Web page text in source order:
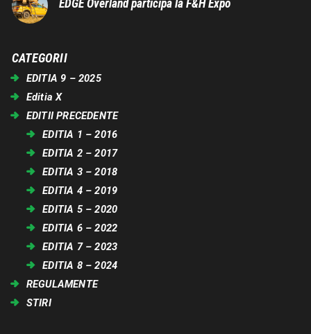
EDGE Overland participa la F&H Expo
CATEGORII
EDITIA 9 – 2025
Editia X
EDITII PRECEDENTE
EDITIA 1 – 2016
EDITIA 2 – 2017
EDITIA 3 – 2018
EDITIA 4 – 2019
EDITIA 5 – 2020
EDITIA 6 – 2022
EDITIA 7 – 2023
EDITIA 8 – 2024
REGULAMENTE
STIRI